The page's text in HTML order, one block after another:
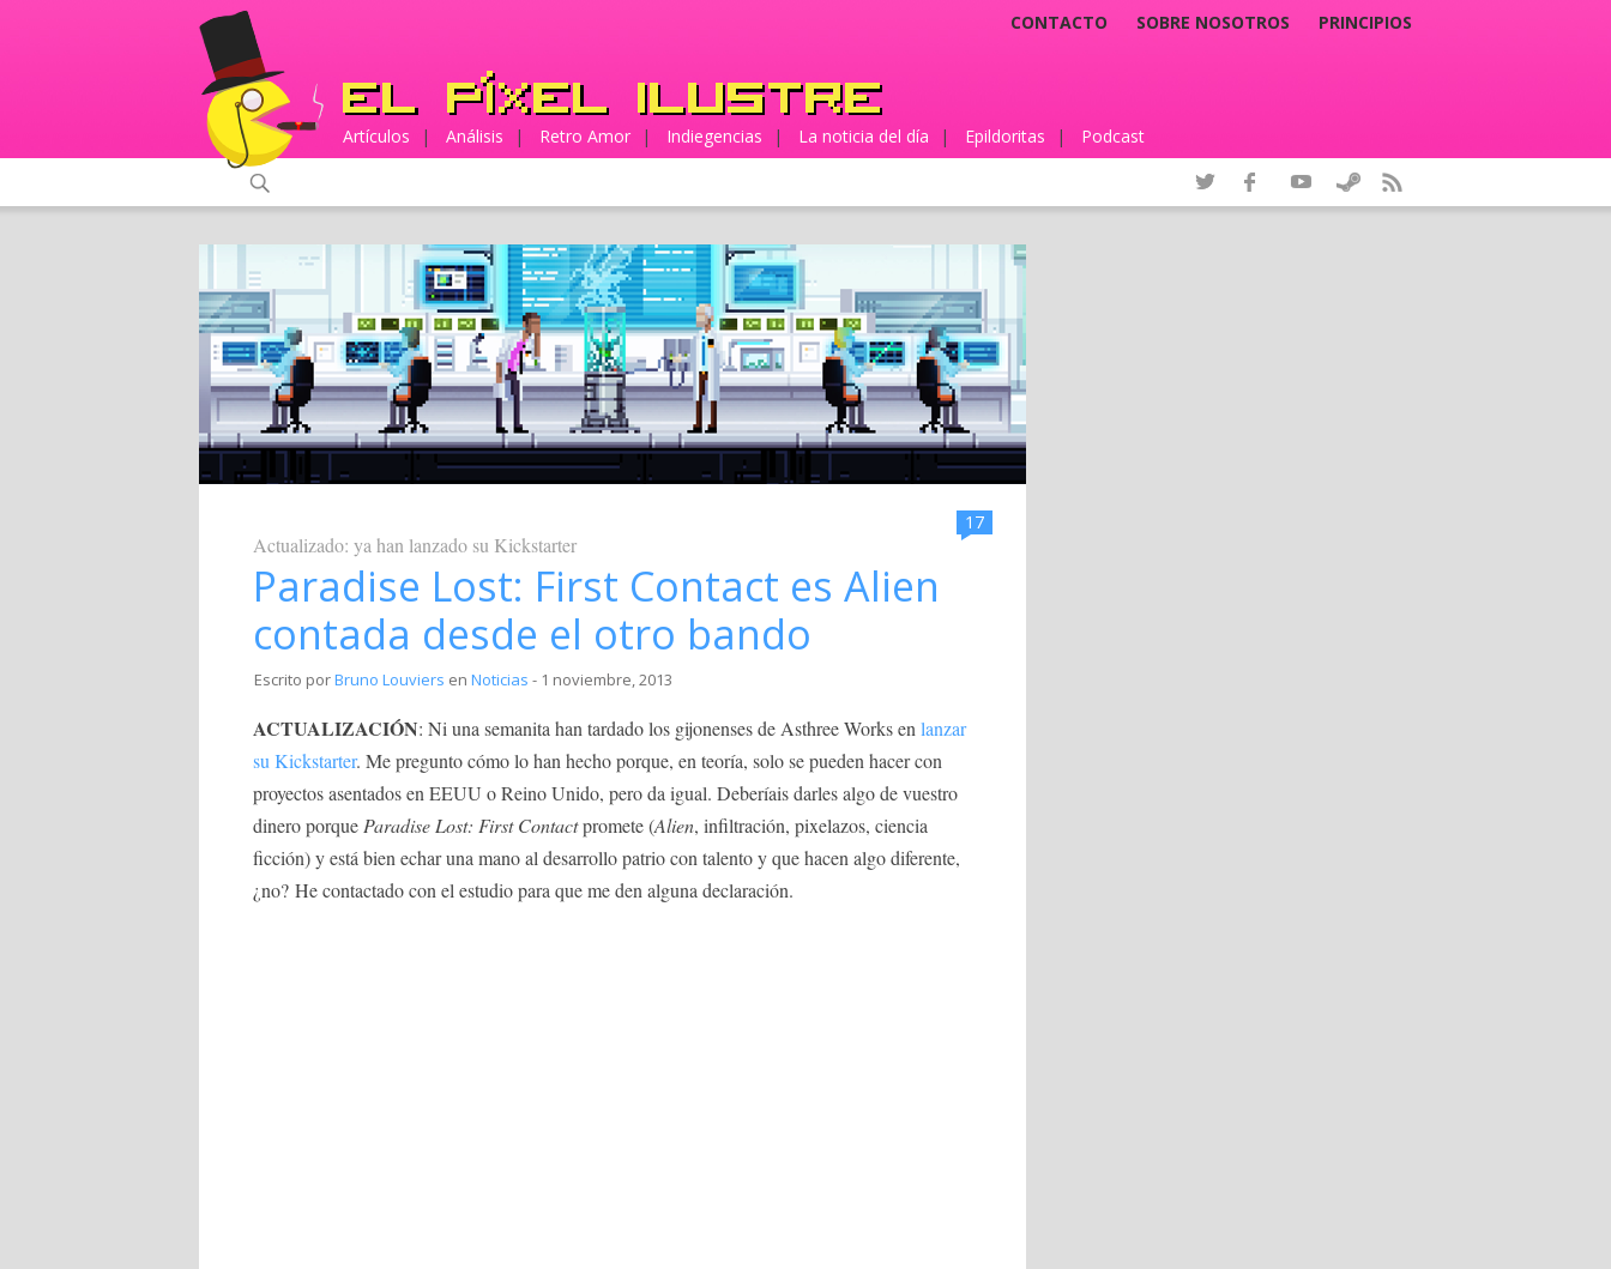
CONTACTO SOBRE NOSOTROS PRINCIPIOS
Artículos | Análisis | Retro Amor | Indiegencias | La noticia del día | Epildoritas | Podcast
17
Actualizado: ya han lanzado su Kickstarter
Paradise Lost: First Contact es Alien
contada desde el otro bando
Escrito porBruno Louviers en Noticias - 1 noviembre, 2013
ACTUALIZACIÓN: Ni una semanita han tardado los gijonenses de Asthree Works en lanzar
su Kickstarter. Me pregunto cómo lo han hecho porque, en teoría, solo se pueden hacer con
proyectos asentados en EEUU o Reino Unido, pero da igual. Deberíais darles algo de vuestro
dinero porque Paradise Lost: First Contactpromete (Alien, infiltración, pixelazos, ciencia
ficción) y está bien echar una mano al desarrollo patrio con talento y que hacen algo diferente,
¿no? He contactado con el estudio para que me den alguna declaración.